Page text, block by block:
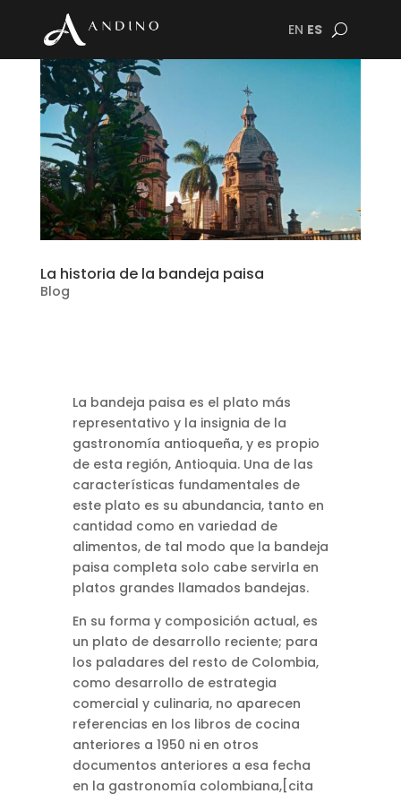
EN ES
La historia de la bandeja paisa
Blog
La bandeja paisa es el plato más
representativo y la insignia de la
gastronomía antioqueña, y es propio
de esta región, Antioquia. Una de las
características fundamentales de
este plato es su abundancia, tanto en
cantidad como en variedad de
alimentos, de tal modo que la bandeja
paisa completa solo cabe servirla en
platos grandes llamados bandejas.
En su forma y composición actual, es
un plato de desarrollo reciente; para
los paladares del resto de Colombia,
como desarrollo de estrategia
comercial y culinaria, no aparecen
referencias en los libros de cocina
anteriores a 1950 ni en otros
documentos anteriores a esa fecha
en la gastronomía colombiana,[cita